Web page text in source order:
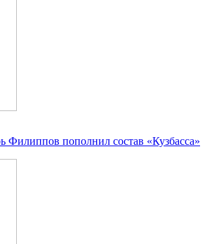
пополнил состав «Кузбасса»